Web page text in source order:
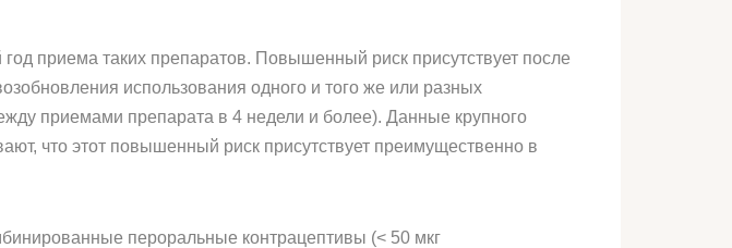
приема таких препаратов. Повышенный риск присутствует после
использования одного и того же или разных
приемами препарата в 4 недели и более). Данные крупного
что этот повышенный риск присутствует преимущественно в
пероральные контрацептивы (< 50 мкг